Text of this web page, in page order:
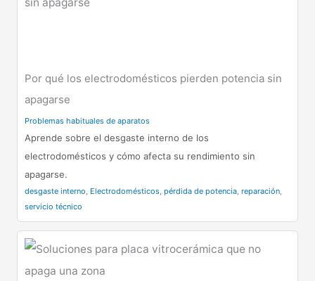
Por qué los electrodomésticos pierden potencia sin
apagarse
Problemas habituales de aparatos
Aprende sobre el desgaste interno de los
electrodomésticos y cómo afecta su rendimiento sin
apagarse.
desgaste interno, Electrodomésticos, pérdida de potencia, reparación,
servicio técnico